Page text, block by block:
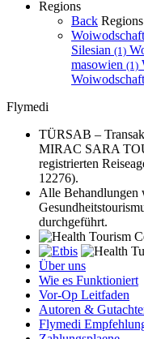
Regions
Back Regions
Silesian (1)
masowien (1)
Flymedi
TÜRSAB –
MIRAC SARA
registrierten
12276).
Alle Behandlungen
durchgeführt.
Über uns
Wie es Funktioniert
Vor-Op Leitfaden
Autoren &
Flymedi